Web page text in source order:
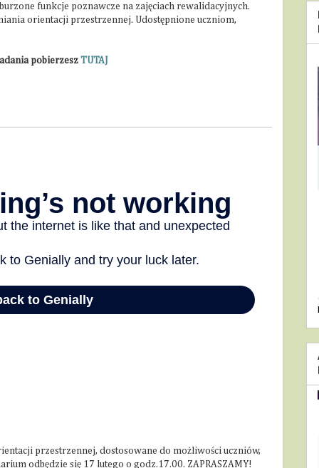
funkcje poznawcze na zajęciach rewalidacyjnych.
orientacji przestrzennej. Udostępnione uczniom,
pobierzesz TUTAJ
przestrzennej, dostosowane do możliwości uczniów,
odbędzie się 17 lutego o godz.17.00. ZAPRASZAMY!